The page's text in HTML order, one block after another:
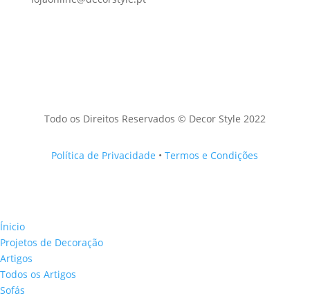
Todo os Direitos Reservados © Decor Style 2022
Política de Privacidade •Termos e Condições
Ínicio
Projetos de Decoração
Artigos
Todos os Artigos
Sofás